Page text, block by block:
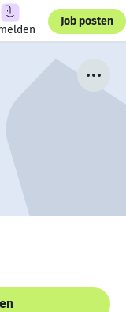
Job posten